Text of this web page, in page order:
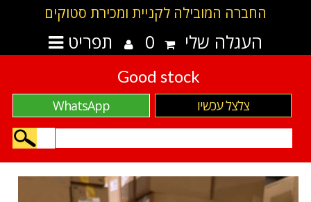
החברה המובילה לקניית ומכירת סטוקים
תפריט העגלה שלי 0
Good stock
WhatsApp צלצל עכשיו